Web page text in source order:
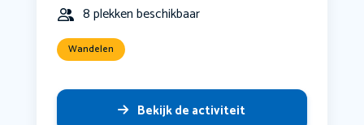
8 plekken beschikbaar
Wandelen
Bekijk de activiteit